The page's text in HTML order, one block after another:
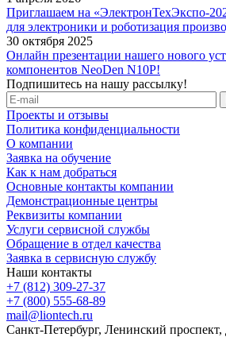
Приглашаем на «ЭлектронТехЭкспо-
для электроники и роботизация
30 октября 2025
Онлайн презентации нашего нового
компонентов NeoDen N10P!
Подпишитесь на нашу рассылку!
Проекты и отзывы
Политика конфиденциальности
О компании
Заявка на обучение
Как к нам добраться
Основные контакты компании
Демонстрационные центры
Реквизиты компании
Услуги сервисной службы
Обращение в отдел качества
Заявка в сервисную службу
Наши контакты
+7 (812) 309-27-37
+7 (800) 555-68-89
mail@liontech.ru
Санкт-Петербург, Ленинский